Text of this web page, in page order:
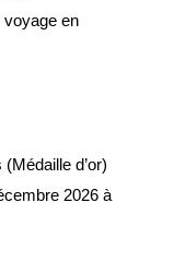
voyage en
d’or)
2026 à